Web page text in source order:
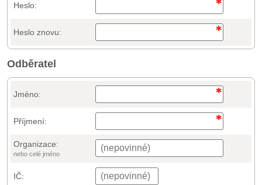
Heslo:
Heslo znovu:
Odběratel
Jméno:
Příjmení:
Organizace:
nebo celé jméno
IČ: